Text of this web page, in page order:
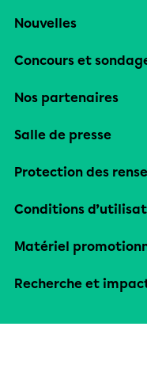
Nouvelles
Concours et
Nos partenaires
Salle de presse
Protection des
Conditions
Matériel
Recherche et